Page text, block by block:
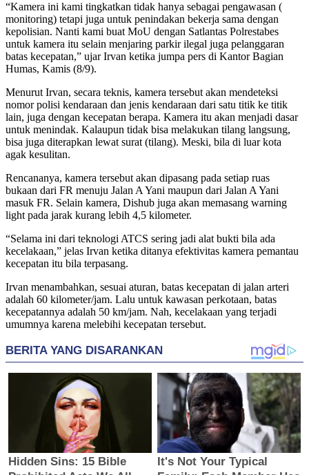
“Kamera ini kami tingkatkan tidak hanya sebagai pengawasan (
monitoring) tetapi juga untuk penindakan bekerja sama dengan
kepolisian. Nanti kami buat MoU dengan Satlantas Polrestabes
untuk kamera itu selain menjaring parkir ilegal juga pelanggaran
batas kecepatan,” ujar Irvan ketika jumpa pers di Kantor Bagian
Humas, Kamis (8/9).
Menurut Irvan, secara teknis, kamera tersebut akan mendeteksi
nomor polisi kendaraan dan jenis kendaraan dari satu titik ke titik
lain, juga dengan kecepatan berapa. Kamera itu akan menjadi dasar
untuk menindak. Kalaupun tidak bisa melakukan tilang langsung,
bisa juga diterapkan lewat surat (tilang). Meski, bila di luar kota
agak kesulitan.
Rencananya, kamera tersebut akan dipasang pada setiap ruas
bukaan dari FR menuju Jalan A Yani maupun dari Jalan A Yani
masuk FR. Selain kamera, Dishub juga akan memasang warning
light pada jarak kurang lebih 4,5 kilometer.
“Selama ini dari teknologi ATCS sering jadi alat bukti bila ada
kecelakaan,” jelas Irvan ketika ditanya efektivitas kamera pemantau
kecepatan itu bila terpasang.
Irvan menambahkan, sesuai aturan, batas kecepatan di jalan arteri
adalah 60 kilometer/jam. Lalu untuk kawasan perkotaan, batas
kecepatannya adalah 50 km/jam. Nah, kecelakaan yang terjadi
umumnya karena melebihi kecepatan tersebut.